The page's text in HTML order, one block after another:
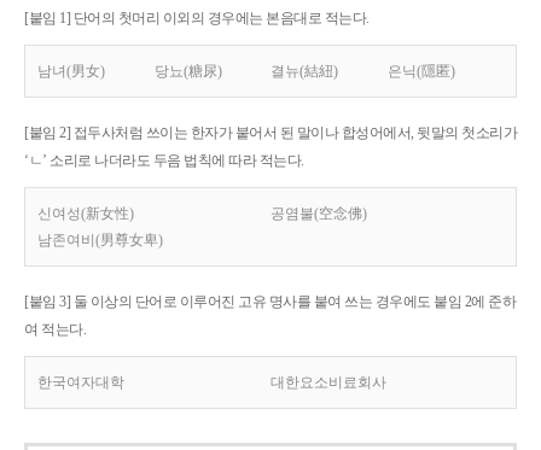
[붙임 1] 단어의 첫머리 이외의 경우에는 본음대로 적는다.
남녀(男女) 당뇨(糖尿) 결뉴(結紐) 은닉(隱匿)
[붙임 2] 접두사처럼 쓰이는 한자가 붙어서 된 말이나 합성어에서, 뒷말의 첫소리가
‘ㄴ’ 소리로 나더라도 두음 법칙에 따라 적는다.
신여성(新女性)
공염불(空念佛)
남존여비(男尊女卑)
[붙임 3] 둘 이상의 단어로 이루어진 고유 명사를 붙여 쓰는 경우에도 붙임 2에 준하
여 적는다.
한국여자대학 대한요소비료회사